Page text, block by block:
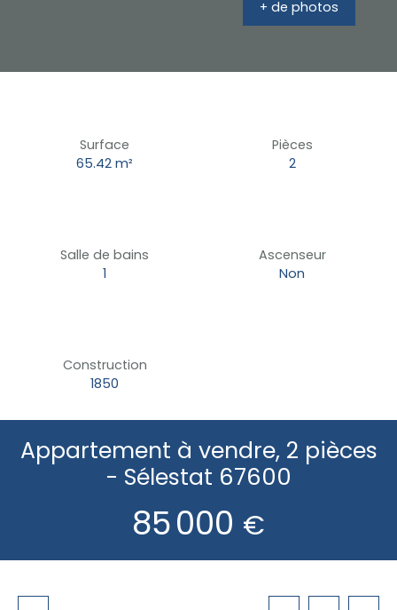
+ de photos
Surface
65.42m²
Pièces
2
Salle de bains
1
Ascenseur
Non
Construction
1850
Appartement à vendre, 2 pièces
- Sélestat 67600
85 000 €